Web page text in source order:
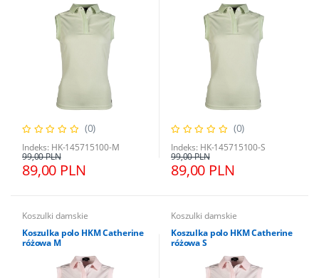
(0)
Indeks: HK-145715100-M
89,00 PLN
99,00 PLN
(0)
Indeks: HK-145715100-S
89,00 PLN
99,00 PLN
Koszulki damskie
Koszulka polo HKM Catherine
różowa M
Koszulki damskie
Koszulka polo HKM Catherine
różowa S